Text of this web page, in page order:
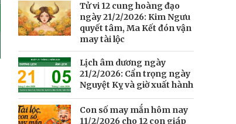
Tử vi 12 cung hoàng đạo
ngày 21/2/2026: Kim Ngưu
quyết tâm, Ma Kết đón vận
may tài lộc
Lịch âm dương ngày
21/2/2026: Cẩn trọng ngày
Nguyệt Kỵ và giờ xuất hành
Con số may mắn hôm nay
11/2/2026 cho 12 con giáp